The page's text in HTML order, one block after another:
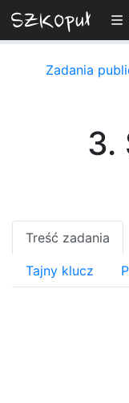
Zadania
3.
Treść zadania
Tajny klucz